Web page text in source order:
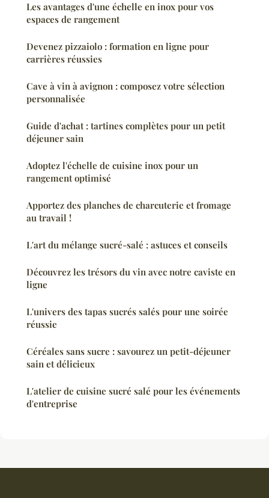
Les avantages d'une échelle en inox pour vos
espaces de rangement
Devenez pizzaiolo : formation en ligne pour
carrières réussies
Cave à vin à avignon : composez votre sélection
personnalisée
Guide d'achat : tartines complètes pour un petit
déjeuner sain
Adoptez l'échelle de cuisine inox pour un
rangement optimisé
Apportez des planches de charcuterie et fromage
au travail !
L'art du mélange sucré-salé : astuces et conseils
Découvrez les trésors du vin avec notre caviste en
ligne
L'univers des tapas sucrés salés pour une soirée
réussie
Céréales sans sucre : savourez un petit-déjeuner
sain et délicieux
L'atelier de cuisine sucré salé pour les événements
d'entreprise